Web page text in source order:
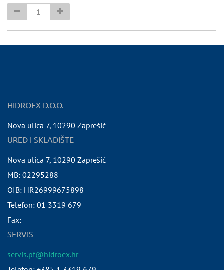
HIDROEX D.O.O.
Nova ulica 7, 10290 Zaprešić
URED I SKLADIŠTE
Nova ulica 7, 10290 Zaprešić
MB: 02295288
OIB: HR26999675898
Telefon: 01 3319 679
Fax:
SERVIS
servis.pf@hidroex.hr